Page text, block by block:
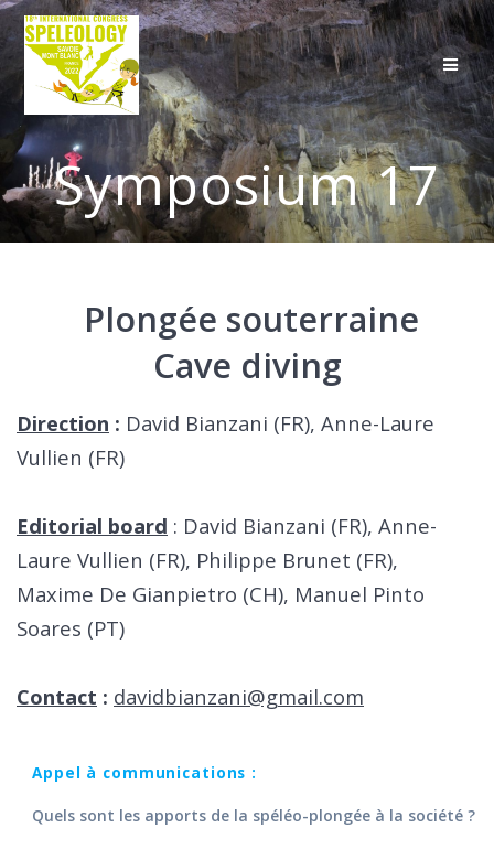
Skip
to
content
Symposium 17
Plongée souterraine
Cave diving
Direction : David Bianzani (FR), Anne-Laure
Vullien (FR)
Editorial board : David Bianzani (FR), Anne-
Laure Vullien (FR), Philippe Brunet (FR),
Maxime De Gianpietro (CH), Manuel Pinto
Soares (PT)
Contact : davidbianzani@gmail.com
Appel à communications :
Quels sont les apports de la spéléo-plongée à la société ?